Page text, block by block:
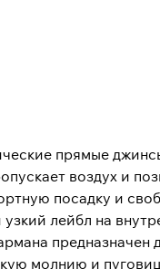
прямые
воздух и
посадку и
лейбл на
предназначен
молнию и